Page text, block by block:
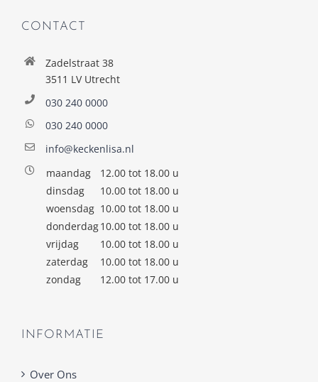
CONTACT
Zadelstraat 38
3511 LV Utrecht
030 240 0000
030 240 0000
info@keckenlisa.nl
maandag
12.00 tot 18.00 u
dinsdag
10.00 tot 18.00 u
woensdag 10.00 tot 18.00 u
donderdag10.00 tot 18.00 u
vrijdag
10.00 tot 18.00 u
zaterdag
10.00 tot 18.00 u
zondag
12.00 tot 17.00 u
INFORMATIE
Over Ons